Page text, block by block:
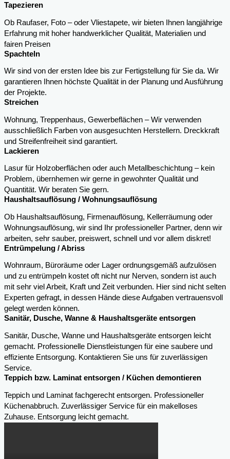
Tapezieren
Ob Raufaser, Foto – oder Vliestapete, wir bieten Ihnen langjährige
Erfahrung mit hoher handwerklicher Qualität, Materialien und
fairen Preisen
Spachteln
Wir sind von der ersten Idee bis zur Fertigstellung für Sie da. Wir
garantieren Ihnen höchste Qualität in der Planung und Ausführung
der Projekte.
Streichen
Wohnung, Treppenhaus, Gewerbeflächen – Wir verwenden
ausschließlich Farben von ausgesuchten Herstellern. Dreckkraft
und Streifenfreiheit sind garantiert.
Lackieren
Lasur für Holzoberflächen oder auch Metallbeschichtung – kein
Problem, übernhemen wir gerne in gewohnter Qualität und
Quantität. Wir beraten Sie gern.
Haushaltsauflösung / Wohnungsauflösung
Ob Haushaltsauflösung, Firmenauflösung, Kellerräumung oder
Wohnungsauflösung, wir sind Ihr professioneller Partner, denn wir
arbeiten, sehr sauber, preiswert, schnell und vor allem diskret!
Entrümpelung / Abriss
Wohnraum, Büroräume oder Lager ordnungsgemäß aufzulösen
und zu entrümpeln kostet oft nicht nur Nerven, sondern ist auch
mit sehr viel Arbeit, Kraft und Zeit verbunden. Hier sind nicht selten
Experten gefragt, in dessen Hände diese Aufgaben vertrauensvoll
gelegt werden können.
Sanitär, Dusche, Wanne & Haushaltsgeräte entsorgen
Sanitär, Dusche, Wanne und Haushaltsgeräte entsorgen leicht
gemacht. Professionelle Dienstleistungen für eine saubere und
effiziente Entsorgung. Kontaktieren Sie uns für zuverlässigen
Service.
Teppich bzw. Laminat entsorgen / Küchen demontieren
Teppich und Laminat fachgerecht entsorgen. Professioneller
Küchenabbruch. Zuverlässiger Service für ein makelloses
Zuhause. Entsorgung leicht gemacht.